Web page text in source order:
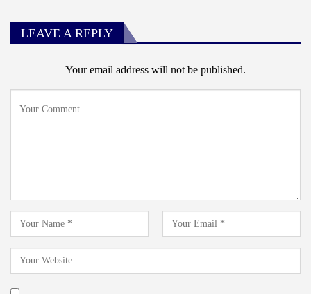
LEAVE A REPLY
Your email address will not be published.